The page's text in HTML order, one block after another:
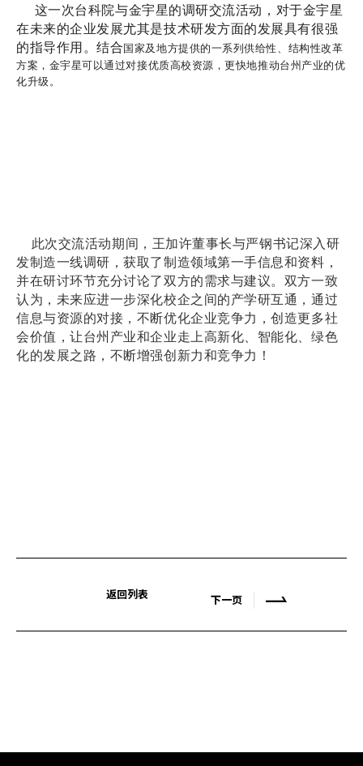
这一次台科院与金宇星的调研交流活动，对于金宇星
在未来的企业发展尤其是技术研发方面的发展具有很强
的指导作用。结合国家及地方提供的一系列供给性、结构性改革
方案，金宇星可以通过对接优质高校资源，更快地推动台州产业的优
化升级。
此次交流活动期间，王加许董事长与严钢书记深入研
发制造一线调研，获取了制造领域第一手信息和资料，
并在研讨环节充分讨论了双方的需求与建议。双方一致
认为，未来应进一步深化校企之间的产学研互通，通过
信息与资源的对接，不断优化企业竞争力，创造更多社
会价值，让台州产业和企业走上高新化、智能化、绿色
化的发展之路，不断增强创新力和竞争力！
返回列表 下一页